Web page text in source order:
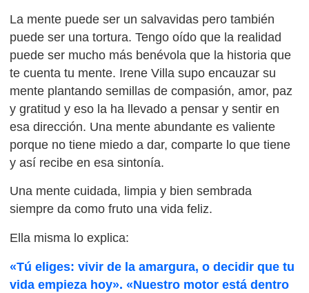
La mente puede ser un salvavidas pero también
puede ser una tortura. Tengo oído que la realidad
puede ser mucho más benévola que la historia que
te cuenta tu mente. Irene Villa supo encauzar su
mente plantando semillas de compasión, amor, paz
y gratitud y eso la ha llevado a pensar y sentir en
esa dirección. Una mente abundante es valiente
porque no tiene miedo a dar, comparte lo que tiene
y así recibe en esa sintonía.
Una mente cuidada, limpia y bien sembrada
siempre da como fruto una vida feliz.
Ella misma lo explica:
«Tú eliges: vivir de la amargura, o decidir que tu
vida empieza hoy». «Nuestro motor está dentro